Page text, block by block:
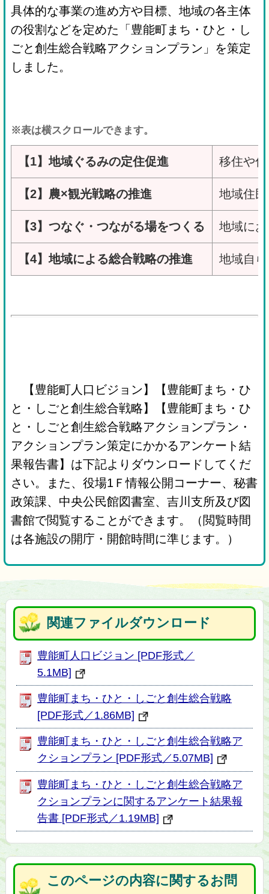
具体的な事業の進め方や目標、地域の各主体
の役割などを定めた「豊能町まち・ひと・し
ごと創生総合戦略アクションプラン」を策定
しました。
※表は横スクロールできます。
【1】地域ぐるみの定住促進 移住や
【2】農×観光戦略の推進 地域住
【3】つなぐ・つながる場をつくる 地域に
【4】地域による総合戦略の推進 地域自
【豊能町人口ビジョン】【豊能町まち・ひ
と・しごと創生総合戦略】【豊能町まち・ひ
と・しごと創生総合戦略アクションプラン・
アクションプラン策定にかかるアンケート結
果報告書】は下記よりダウンロードしてくだ
さい。また、役場1Ｆ情報公開コーナー、秘書
政策課、中央公民館図書室、吉川支所及び図
書館で閲覧することができます。（閲覧時間
は各施設の開庁・開館時間に準じます。）
関連ファイルダウンロード
豊能町人口ビジョン [PDF形式／
5.1MB]
豊能町まち・ひと・しごと創生総合戦略
[PDF形式／1.86MB]
豊能町まち・ひと・しごと創生総合戦略ア
クションプラン [PDF形式／5.07MB]
豊能町まち・ひと・しごと創生総合戦略ア
クションプランに関するアンケート結果報
告書 [PDF形式／1.19MB]
このページの内容に関するお問